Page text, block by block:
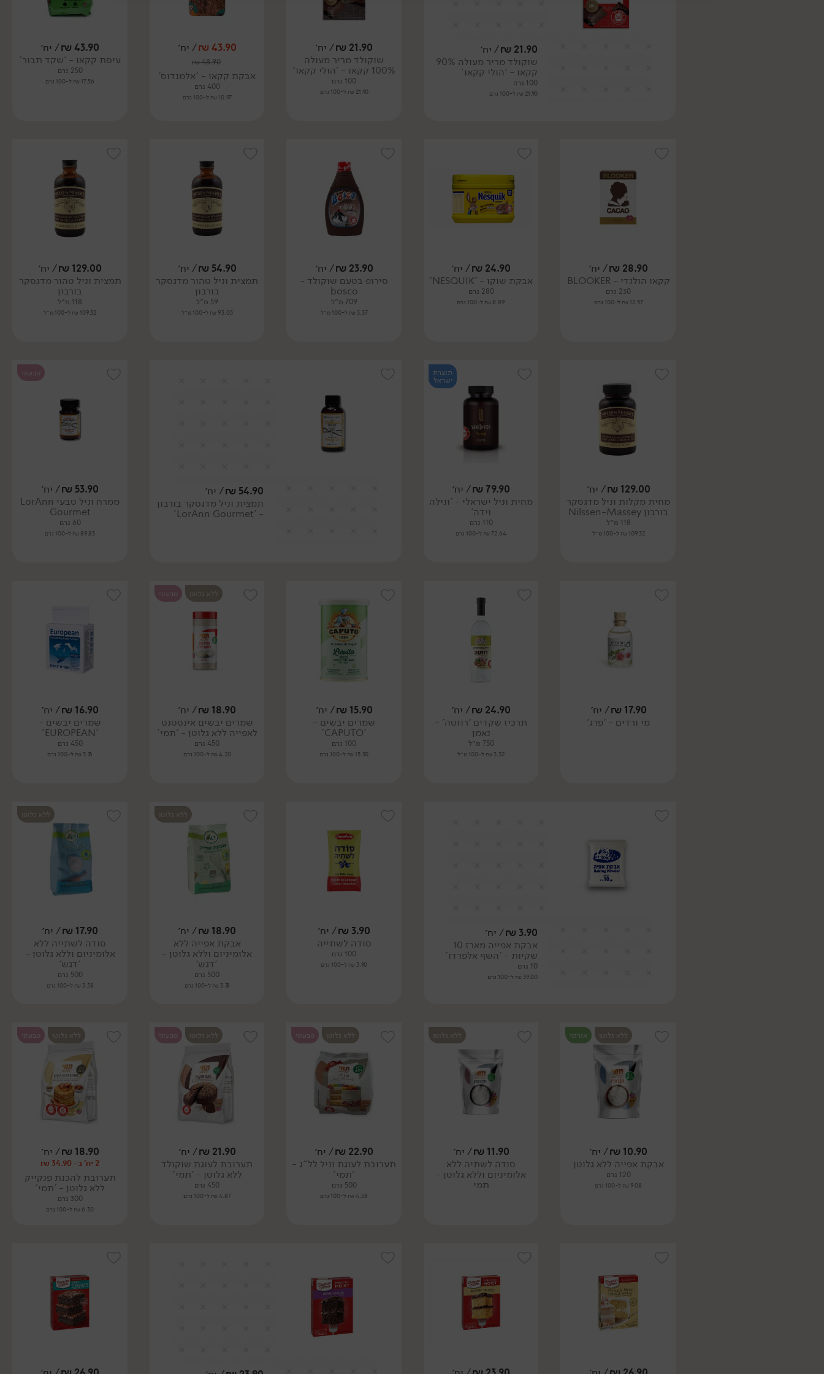
21.90
₪/ יח׳
שוקולד מריר מעולה 90%
קקאו - 'הולי קקאו'
100 גרם
21.90 ₪ ל-100 גרם
21.90
₪/ יח׳
שוקולד מריר מעולה
100% קקאו - 'הולי קקאו'
100 גרם
21.90 ₪ ל-100 גרם
43.90
₪/ יח׳
48.90
₪
אבקת קקאו - 'אלמנדוס'
400 גרם
10.97 ₪ ל-100 גרם
43.90
₪/ יח׳
עיסת קקאו - 'שקד תבור'
250 גרם
17.56 ₪ ל-100 גרם
28.90
₪/ יח׳
קקאו הולנדי - BLOOKER
230 גרם
12.57 ₪ ל-100 גרם
24.90
₪/ יח׳
אבקת שוקו - 'NESQUIK'
280 גרם
8.89 ₪ ל-100 גרם
23.90
₪/ יח׳
סירופ בטעם שוקולד -
bosco
709 מ״ל
3.37 ₪ ל-100 מ״ל
54.90
₪/ יח׳
תמצית וניל טהור מדגסקר
בורבון
59 מ״ל
93.05 ₪ ל-100 מ״ל
129.00
₪/ יח׳
תמצית וניל טהור מדגסקר
בורבון
118 מ״ל
109.32 ₪ ל-100 מ״ל
129.00
₪/ יח׳
מחית מקלות וניל מדגסקר
בורבון Nilssen-Massey
118 מ״ל
109.32 ₪ ל-100 מ״ל
תוצרת
ישראל
79.90
₪/ יח׳
מחית וניל ישראלי - 'ונילה
וידה'
110 גרם
72.64 ₪ ל-100 גרם
54.90
₪/ יח׳
תמצית וניל מדגסקר בורבון
- 'LorAnn Gourmet'
טבעוני
53.90
₪/ יח׳
ממרח וניל טבעי LorAnn
Gourmet
60 גרם
89.83 ₪ ל-100 גרם
17.90
₪/ יח׳
מי ורדים - 'פרג'
24.90
₪/ יח׳
תרכיז שקדים 'רוזטה' -
נאמן
750 מ״ל
3.32 ₪ ל-100 מ״ל
15.90
₪/ יח׳
שמרים יבשים -
'CAPUTO'
100 גרם
15.90 ₪ ל-100 גרם
ללא גלוטן טבעוני
18.90
₪/ יח׳
שמרים יבשים אינסטנט
לאפייה ללא גלוטן - 'תמי'
450 גרם
4.20 ₪ ל-100 גרם
16.90
₪/ יח׳
שמרים יבשים -
'EUROPEAN'
450 גרם
3.76 ₪ ל-100 גרם
3.90
₪/ יח׳
אבקת אפייה מארז 10
שקיות - 'השף אלפרדו'
10 גרם
39.00 ₪ ל-100 גרם
3.90
₪/ יח׳
סודה לשתייה
100 גרם
3.90 ₪ ל-100 גרם
ללא גלוטן
18.90
₪/ יח׳
אבקת אפייה ללא
אלומיניום וללא גלוטן -
'דגש'
500 גרם
3.78 ₪ ל-100 גרם
ללא גלוטן
17.90
₪/ יח׳
סודה לשתייה ללא
אלומיניום וללא גלוטן -
'דגש'
500 גרם
3.58 ₪ ל-100 גרם
ללא גלוטן אורגני
10.90
₪/ יח׳
אבקת אפייה ללא גלוטן
120 גרם
9.08 ₪ ל-100 גרם
ללא גלוטן
11.90
₪/ יח׳
סודה לשתיה ללא
אלומיניום וללא גלוטן -
תמי
ללא גלוטן טבעוני
22.90
₪/ יח׳
תערובת לעוגת וניל לל"ג -
'תמי'
500 גרם
4.58 ₪ ל-100 גרם
ללא גלוטן טבעוני
21.90
₪/ יח׳
תערובת לעוגת שוקולד
ללא גלוטן - 'תמי'
450 גרם
4.87 ₪ ל-100 גרם
ללא גלוטן טבעוני
18.90
₪/ יח׳
2 יח' ב- 34.90 ₪
תערובת להכנת פנקייק
ללא גלוטן - 'תמי'
300 גרם
6.30 ₪ ל-100 גרם